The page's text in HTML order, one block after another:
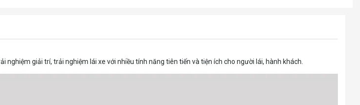
giải trí, trải nghiệm lái xe với nhiều tính năng tiên tiến và tiện ích cho người lái, hành khách.